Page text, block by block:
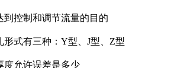
到控制和调节流量的目的
形式有三种：Y型、J型、Z型
度允许误差是多少